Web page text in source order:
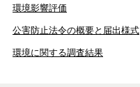
環境影響評価
公害防止法令の概要と届出様式
環境に関する調査結果